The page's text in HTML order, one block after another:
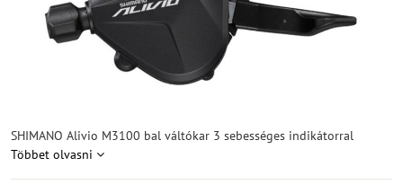
SHIMANO Alivio M3100 bal váltókar 3 sebességes indikátorral
Többet olvasni